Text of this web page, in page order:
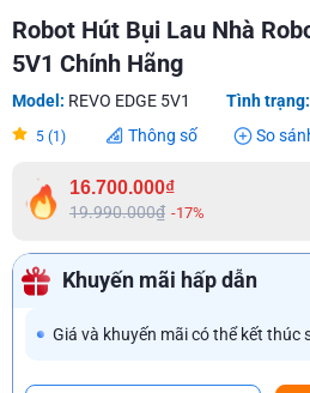
Robot Hút Bụi Lau Nhà
5V1 Chính Hãng
Model: REVO EDGE 5V1 Tình trạng:
5 (1) Thông số So
16.700.000₫
19.990.000₫ -17%
Khuyến mãi hấp dẫn
Giá và khuyến mãi có thể kết thúc